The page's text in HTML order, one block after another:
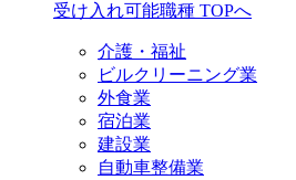
受け入れ可能職種 TOPへ
介護・福祉
ビルクリーニング業
外食業
宿泊業
建設業
自動車整備業